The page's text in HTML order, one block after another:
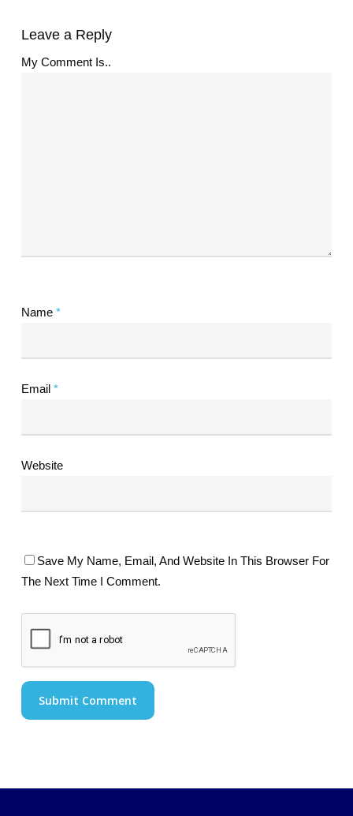
Leave a Reply
My Comment Is..
Name *
Email *
Website
Save My Name, Email, And Website In This Browser For
The Next Time I Comment.